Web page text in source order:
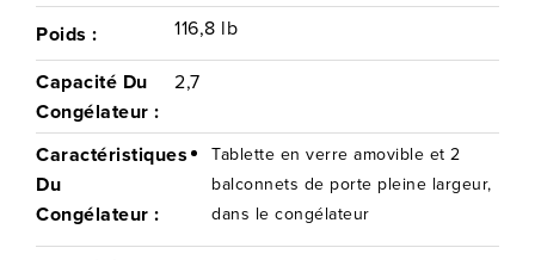
Poids :
116,8 lb
Capacité Du
Congélateur :
2,7
Caractéristiques
Du
Congélateur :
Tablette en verre amovible et 2
balconnets de porte pleine largeur,
dans le congélateur